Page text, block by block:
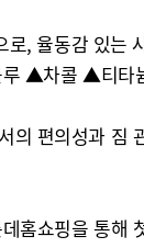
, 율동감 있
▲차콜 ▲티타
편의성과
홈쇼핑을 통해